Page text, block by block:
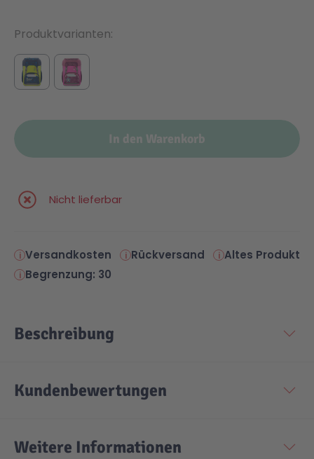
In den Warenkorb
Nicht lieferbar
Produktvarianten
Versandkosten Rückversand
Altes Produkt
Begrenzung: 30
Beschreibung
Kundenbewertungen
Weitere Informationen